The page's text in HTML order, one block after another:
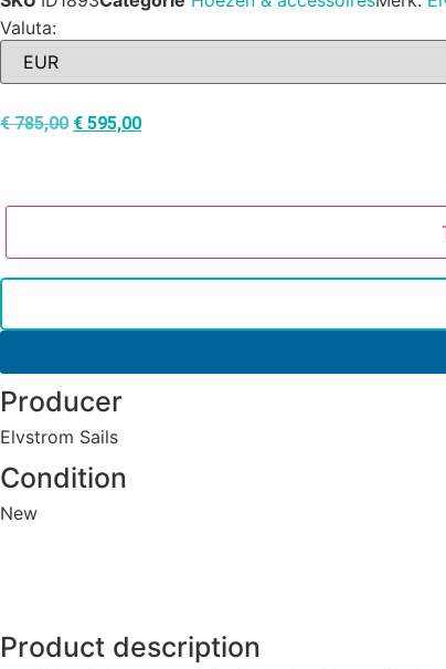
Valuta:
€785,00 € 595,00
Producer
Elvstrom Sails
Condition
New
Product description